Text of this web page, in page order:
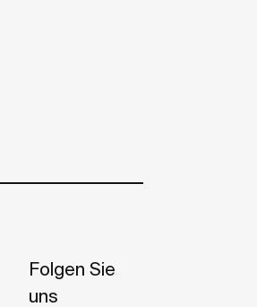
Folgen Sie
uns